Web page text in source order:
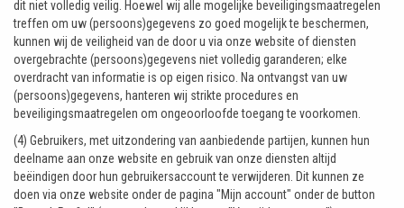
dit niet volledig veilig. Hoewel wij alle mogelijke beveiligingsmaatregelen
treffen om uw (persoons)gegevens zo goed mogelijk te beschermen,
kunnen wij de veiligheid van de door u via onze website of diensten
overgebrachte (persoons)gegevens niet volledig garanderen; elke
overdracht van informatie is op eigen risico. Na ontvangst van uw
(persoons)gegevens, hanteren wij strikte procedures en
beveiligingsmaatregelen om ongeoorloofde toegang te voorkomen.
(4) Gebruikers, met uitzondering van aanbiedende partijen, kunnen hun
deelname aan onze website en gebruik van onze diensten altijd
beëindigen door hun gebruikersaccount te verwijderen. Dit kunnen ze
doen via onze website onder de pagina "Mijn account" onder de button